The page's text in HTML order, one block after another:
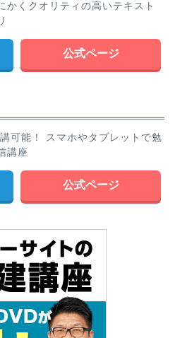
かくクオリティの高いテキスト
公式ページ
可能！ スマホやタブレットで勉
講座
公式ページ